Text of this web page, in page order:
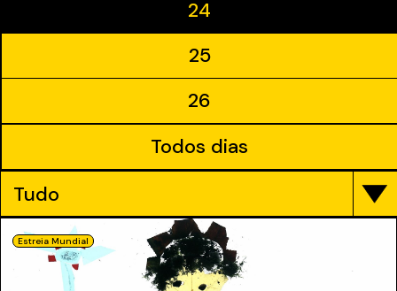
24
25
26
Todos dias
Tudo
Estreia Mundial